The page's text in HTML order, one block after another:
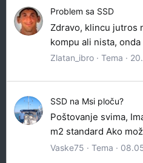
Problem sa SSD
Zdravo, klincu jutros
kompu ali nista,
Zlatan_ibro Tema
SSD na Msi ploču?
Poštovanje svima,
m2 standard Ako
Vaske75 Tema